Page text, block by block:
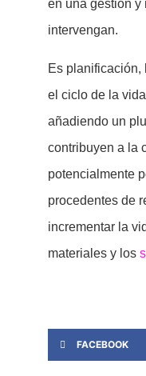
en una gestión y
intervengan.
Es planificación,
el ciclo de la
añadiendo un
contribuyen a la
potencialmente
procedentes de
incrementar la
materiales y los
FACEBOOK